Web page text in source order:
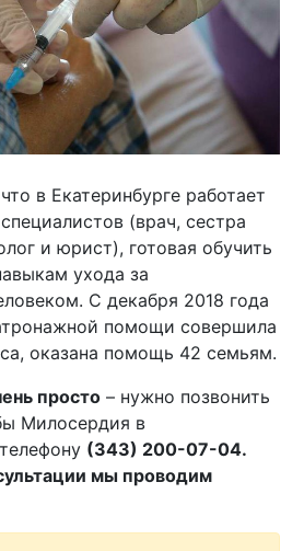
в Екатеринбурге работает
(врач, сестра
и юрист), готовая обучить
ухода за
С декабря 2018 года
помощи совершила
оказана помощь 42 семьям.
просто – нужно позвонить
Милосердия в
(343) 200-07-04.
мы проводим